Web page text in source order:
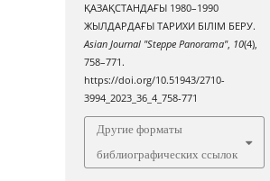
ҚАЗАҚСТАНДАҒЫ 1980–1990
ЖЫЛДАРДАҒЫ ТАРИХИ БІЛІМ БЕРУ.
Asian Journal "Steppe Panorama", 10(4),
758–771.
https://doi.org/10.51943/2710-
3994_2023_36_4_758-771
Другие форматы
библиографических ссылок